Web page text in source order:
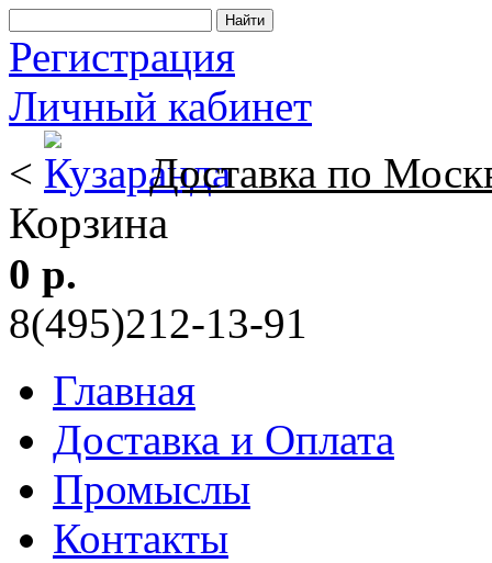
Регистрация
Личный кабинет
<
Доставка по
Корзина
0 р.
8(495)212-13-91
Главная
Доставка и Оплата
Промыслы
Контакты